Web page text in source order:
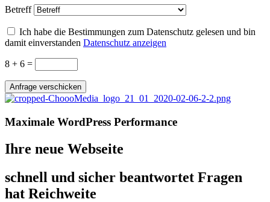
Betreff
Ich habe die Bestimmungen zum Datenschutz gelesen und bin
damit einverstanden Datenschutz anzeigen
8 + 6 =
Anfrage verschicken
Maximale WordPress Performance
Ihre neue Webseite
schnell und sicher beantwortet Fragen
hat Reichweite